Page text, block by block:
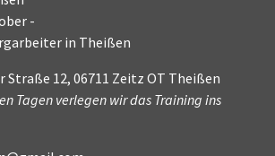
-
in Theißen
Straße 12, 06711 Zeitz OT Theißen
Tagen verlegen wir das Training ins